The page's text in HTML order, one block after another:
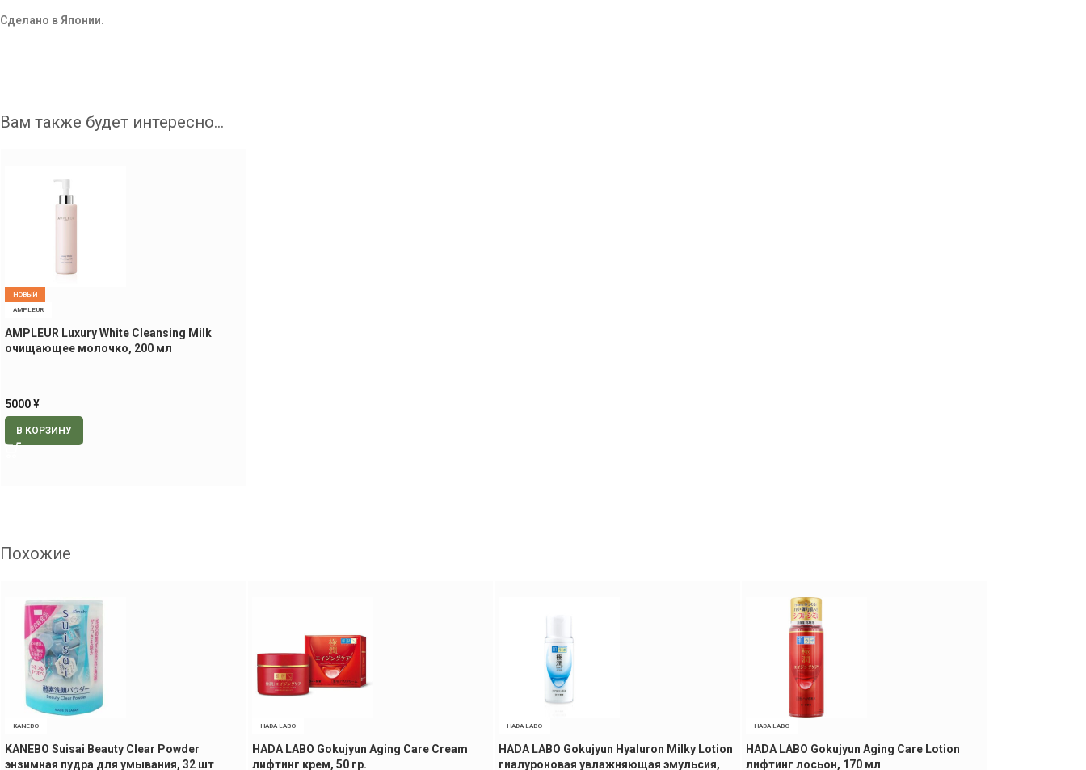
Сделано в Японии.
Вам также будет интересно…
НОВЫЙ
AMPLEUR
AMPLEUR Luxury White Cleansing Milk
очищающее молочко, 200 мл
5000¥
В КОРЗИНУ
Похожие
KANEBO
KANEBO Suisai Beauty Clear Powder
энзимная пудра для умывания, 32 шт
HADA LABO
HADA LABO Gokujyun Aging Care Cream
лифтинг крем, 50 гр.
HADA LABO
HADA LABO Gokujyun Hyaluron Milky Lotion
гиалуроновая увлажняющая эмульсия,
HADA LABO
HADA LABO Gokujyun Aging Care Lotion
лифтинг лосьон, 170 мл